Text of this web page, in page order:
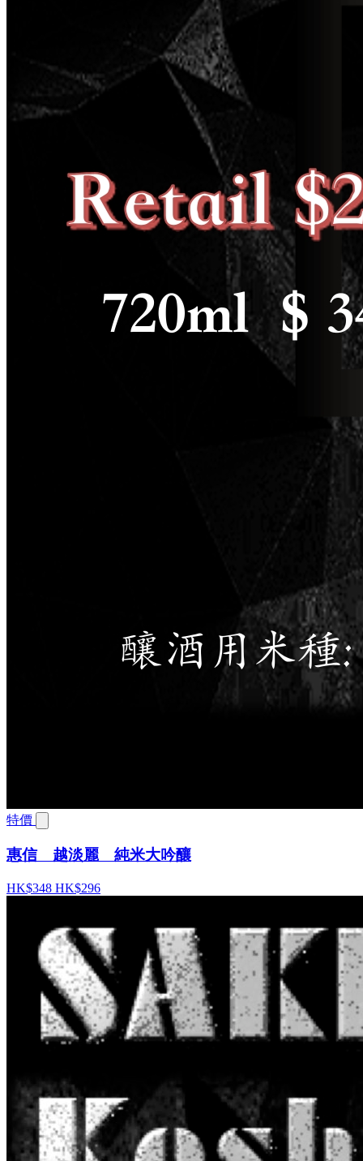
特價
惠信 越淡麗 純米大吟釀
HK$348 HK$296